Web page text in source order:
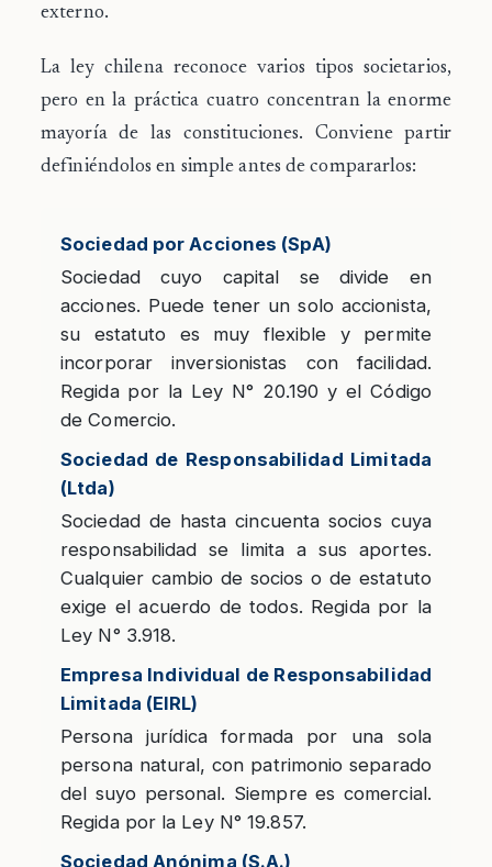
externo.
La ley chilena reconoce varios tipos societarios,
pero en la práctica cuatro concentran la enorme
mayoría de las constituciones. Conviene partir
definiéndolos en simple antes de compararlos:
Sociedad por Acciones (SpA)
Sociedad cuyo capital se divide en
acciones. Puede tener un solo accionista,
su estatuto es muy flexible y permite
incorporar inversionistas con facilidad.
Regida por la Ley N° 20.190 y el Código
de Comercio.
Sociedad de Responsabilidad Limitada
(Ltda)
Sociedad de hasta cincuenta socios cuya
responsabilidad se limita a sus aportes.
Cualquier cambio de socios o de estatuto
exige el acuerdo de todos. Regida por la
Ley N° 3.918.
Empresa Individual de Responsabilidad
Limitada (EIRL)
Persona jurídica formada por una sola
persona natural, con patrimonio separado
del suyo personal. Siempre es comercial.
Regida por la Ley N° 19.857.
Sociedad Anónima (S.A.)